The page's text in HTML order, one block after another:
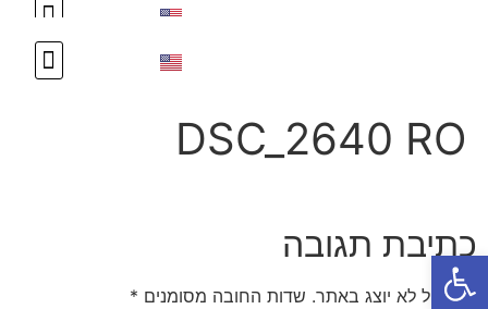
DSC_2640 RO
כתיבת תגובה
האימייל לא יוצג באתר. שדות החובה מסומנים *
פתח סרגל נגישות